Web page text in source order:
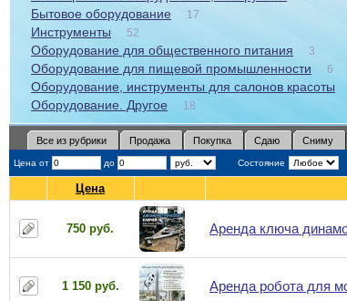
Бытовое оборудование 17
Инструменты 52
Оборудование для общественного питания 3
Оборудование для пищевой промышленности 6
Оборудование, инструменты для салонов красоты
Оборудование. Другое 18
Все из рубрики Продажа Покупка Сдаю Сниму
Цена от до Состояние
Цена
750 руб. Аренда ключа
1 150 руб. Аренда робота для